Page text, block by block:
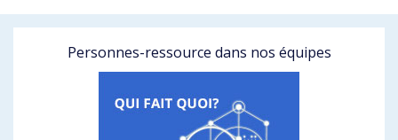
Personnes-ressource dans nos équipes